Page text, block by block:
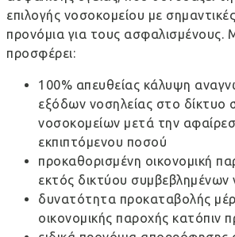
επιλογής νοσοκομείου με
προνόμια για τους ασφαλισμένους.
προσφέρει:
100% απευθείας κάλυψη
εξόδων νοσηλείας στο δίκτυο
νοσοκομείων μετά την
εκπιπτόμενου ποσού
προκαθορισμένη οικονομική
εκτός δικτύου συμβεβλημένων
δυνατότητα προκαταβολής
οικονομικής παροχής κατόπιν